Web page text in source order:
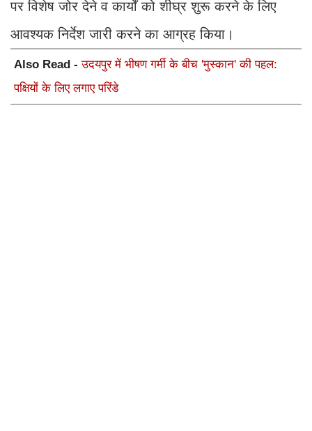
पर विशेष जोर देने व कार्यों को शीघ्र शुरू करने के लिए
आवश्यक निर्देश जारी करने का आग्रह किया।
Also Read -उदयपुर में भीषण गर्मी के बीच 'मुस्कान' की पहल:
पक्षियों के लिए लगाए परिंडे